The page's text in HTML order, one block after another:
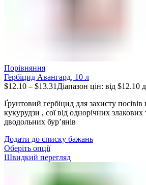
Порівняння
Гербіцид Авангард, 10 л
$12.10 – $13.31 Діапазон цін: від $12.10
Ґрунтовий гербіцид для захисту
кукурудзи , сої від однорічних
дводольних бур’янів
Додати до списку бажань
Оберіть опції
Швидкий перегляд